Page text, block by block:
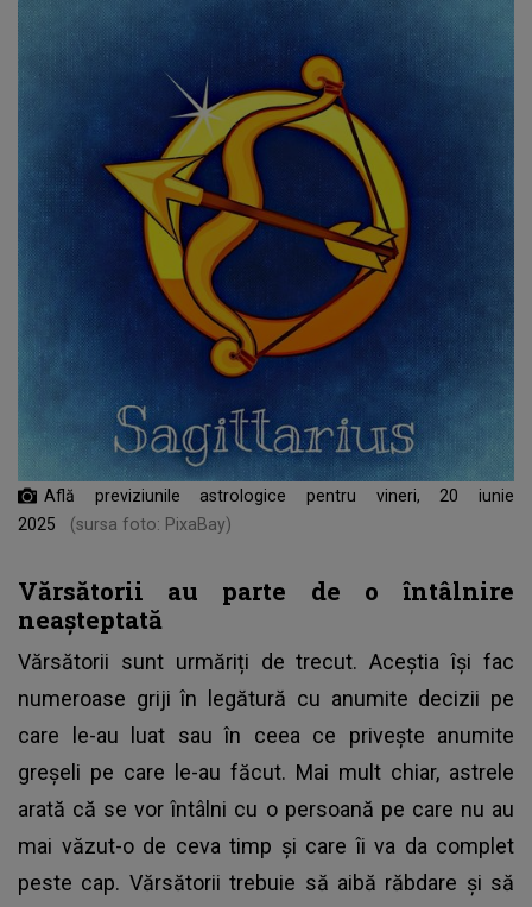
Află previziunile astrologice pentru vineri, 20 iunie
2025
(sursa foto: PixaBay)
Vărsătorii au parte de o întâlnire
neașteptată
Vărsătorii sunt urmăriți de trecut. Aceștia își fac
numeroase griji în legătură cu anumite decizii pe
care le-au luat sau în ceea ce privește anumite
greșeli pe care le-au făcut. Mai mult chiar, astrele
arată că se vor întâlni cu o persoană pe care nu au
mai văzut-o de ceva timp și care îi va da complet
peste cap. Vărsătorii trebuie să aibă răbdare și să